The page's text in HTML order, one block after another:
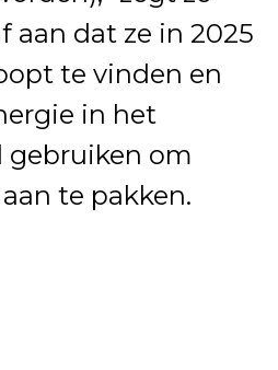
aan dat ze in 2025
te vinden en
in het
gebruiken om
te pakken.